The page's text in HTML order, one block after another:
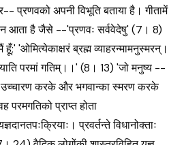
प्रणवको अपनी विभूति बताया है। गीतामें
आता है जैसे --'प्रणवः सर्ववेदेषु' (7। 8)
'ओमित्येकाक्षरं ब्रह्म व्याहरन्मामनुस्मरन्।
परमां गतिम्।।' (8। 13) 'जो मनुष्य --
करके और भगवान्का स्मरण करके
परमगतिको प्राप्त होता
प्रवर्तन्ते विधानोक्ताः